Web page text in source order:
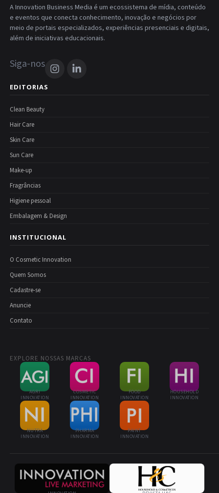
A Innovation Business Media é um ecossistema de mídia, conteúdo
e eventos que conecta conhecimento, inovação e negócios por
meio de portais especializados, experiências presenciais e digitais,
além de iniciativas educacionais.
Siga-nos
EDITORIAS
Clean Beauty
Hair Care
Skin Care
Sun Care
Make-up
Fragrâncias
Higiene pessoal
Embalagem & Design
INSTITUCIONAL
O Cosmetic Innovation
Quem Somos
Cadastre-se
Anuncie
Contato
EXPLORE NOSSAS MARCAS
AGRI
INNOVATION
COSMETIC
INNOVATION
FOOD
INNOVATION
HOUSEHOLD
INNOVATION
NUTRA
INNOVATION
PHARMA
INNOVATION
PAINT
INNOVATION